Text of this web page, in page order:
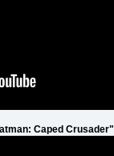
Caped Crusader"